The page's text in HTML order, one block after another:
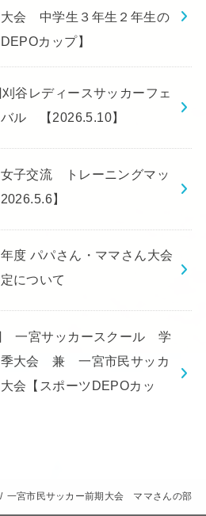
大会 中学生３年生２年生の
カップ】
谷レディースサッカーフェ
ル 【2026.5.10】
子交流 トレーニングマッ
】
度 パパさん・ママさん大会
について
一宮サッカースクール 学
季大会 兼 一宮市民サッカ
会【スポーツDEPOカッ
一宮市民サッカー前期大会 ママさんの部